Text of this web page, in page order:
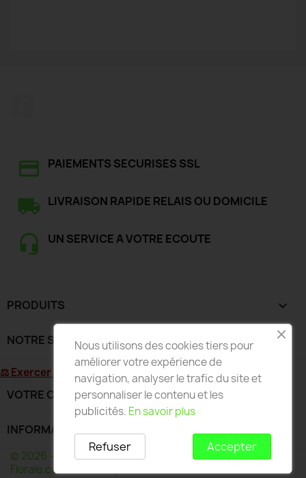
PAIEMENTS SECURISES SSL
LIVRAISON RAPIDE RELAIS OU DOMICILE
UN SERVICE A VOTRE ECOUTE
PRODUITS 
NOTRE SOCIÉTÉ 
⚖ Exercer mon droit de rétractation
VOTRE COMPTE
INFORMATIONS
© 2026 - Développé par Wess France pour Deco-
Florale.com - Toute reproduction interdite
Nous utilisons des cookies tiers pour
améliorer votre expérience de
navigation, analyser le trafic du site et
personnaliser le contenu et les
publicités. En savoir plus
Accepter
Refuser